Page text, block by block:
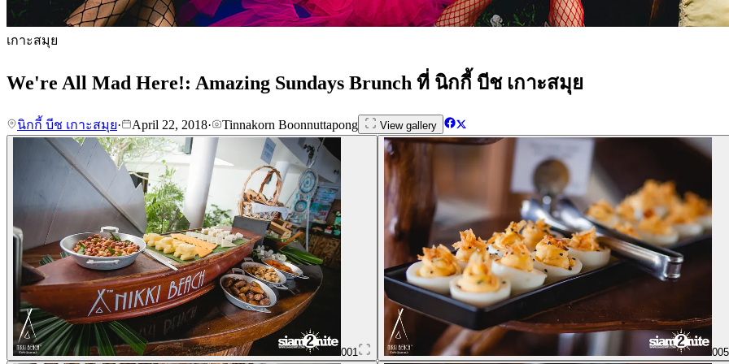
เกาะสมุย
We're All Mad Here!: Amazing Sundays Brunch ที่ นิกกี้ บีช เกาะสมุย
นิกกี้ บีช เกาะสมุย· April 22, 2018· Tinnakorn Boonnuttapong View gallery
001 005